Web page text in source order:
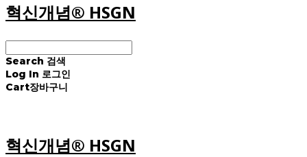
혁신개념® HSGN
Search 검색
Log In 로그인
Cart장바구니
혁신개념® HSGN